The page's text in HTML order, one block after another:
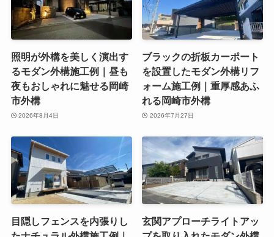
照明が外構を美しく演出す
るモダン外構施工例｜昼も
夜もおしゃれに魅せる岡崎
市外構
2026年8月4日
ブラックの折板カーポート
を設置したモダン外構リフ
ォーム施工例｜重厚感あふ
れる岡崎市外構
2026年7月27日
目隠しフェンスを内張りし
玄関アプローチライトアッ